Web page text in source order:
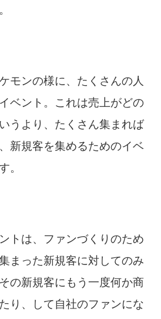
モンの様に、たくさんの人
ベント。これは売上がどの
うより、たくさん集まれば
新規客を集めるためのイベ
。
トは、ファンづくりのため
まった新規客に対してのみ
の新規客にもう一度何か商
り、して自社のファンにな